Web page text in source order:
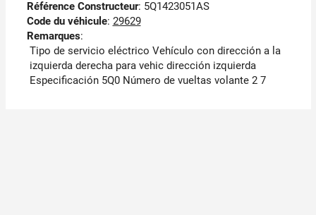
Référence Constructeur: 5Q1423051AS
Code du véhicule: 29629
Remarques:
Tipo de servicio eléctrico Vehículo con dirección a la
izquierda derecha para vehic dirección izquierda
Especificación 5Q0 Número de vueltas volante 2 7